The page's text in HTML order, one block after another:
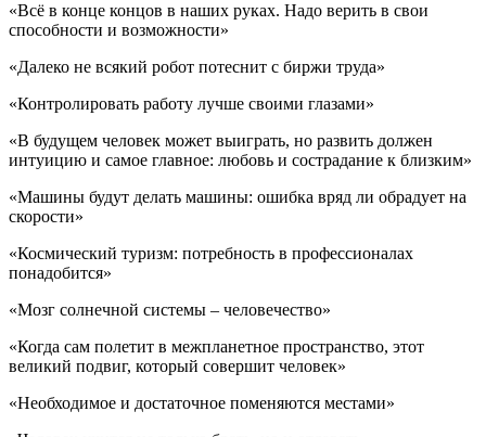
«Всё в конце концов в наших руках. Надо верить в свои
способности и возможности»
«Далеко не всякий робот потеснит с биржи труда»
«Контролировать работу лучше своими глазами»
«В будущем человек может выиграть, но развить должен
интуицию и самое главное: любовь и сострадание к близким»
«Машины будут делать машины: ошибка вряд ли обрадует на
скорости»
«Космический туризм: потребность в профессионалах
понадобится»
«Мозг солнечной системы – человечество»
«Когда сам полетит в межпланетное пространство, этот
великий подвиг, который совершит человек»
«Необходимое и достаточное поменяются местами»